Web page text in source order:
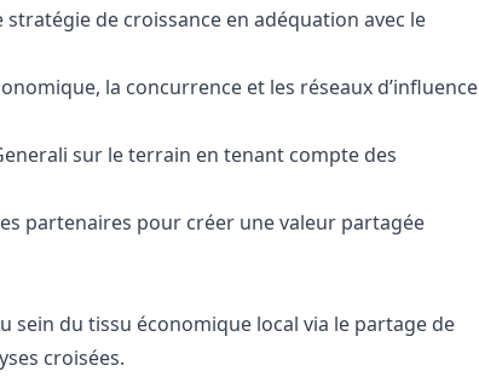
de croissance en adéquation avec le
la concurrence et les réseaux d’influence
sur le terrain en tenant compte des
partenaires pour créer une valeur partagée
sein du tissu économique local via le partage de
croisées.